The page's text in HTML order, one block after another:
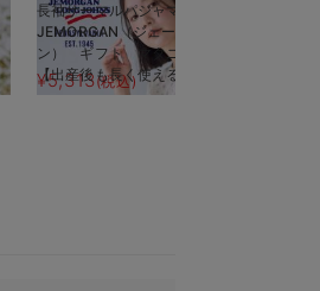
長袖サーマルパジャマ3点セット
JEMORGAN（ジェーイーモーガ
ン） ギフト マタニティ・産後
【出産後も長く使える】
¥5,313 (税込)